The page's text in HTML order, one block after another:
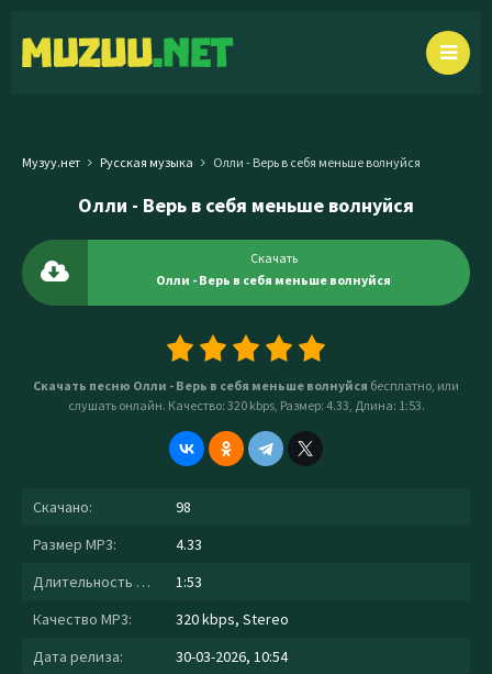
Музуу.нет Русская музыка Олли - Верь в себя меньше волнуйся
Олли - Верь в себя меньше волнуйся
Скачать
Олли - Верь в себя меньше волнуйся
Скачать песню Олли - Верь в себя меньше волнуйся бесплатно, или
слушать онлайн. Качество: 320 kbps, Размер: 4.33, Длина: 1:53.
Скачано:
98
Размер MP3:
4.33
Длительность MP3:
1:53
Качество MP3:
320 kbps, Stereo
Дата релиза:
30-03-2026, 10:54